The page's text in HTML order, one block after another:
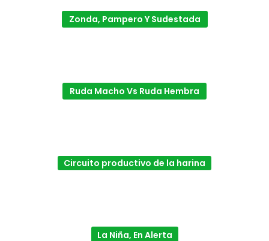
Zonda, Pampero Y Sudestada
Ruda Macho Vs Ruda Hembra
Circuito productivo de la harina
La Niña, En Alerta